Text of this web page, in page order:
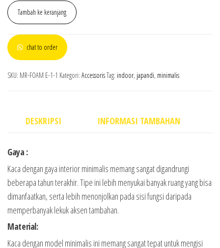
Tambah ke keranjang
chat to order
SKU: MR-FOAM E-1-1 Kategori: AccessorisTag: indoor, japandi, minimalis
DESKRIPSI INFORMASI TAMBAHAN
Gaya :
Kaca dengan gaya interior minimalis memang sangat digandrungi
beberapa tahun terakhir. Tipe ini lebih menyukai banyak ruang yang bisa
dimanfaatkan, serta lebih menonjolkan pada sisi fungsi daripada
memperbanyak lekuk aksen tambahan.
Material:
Kaca dengan model minimalis ini memang sangat tepat untuk mengisi